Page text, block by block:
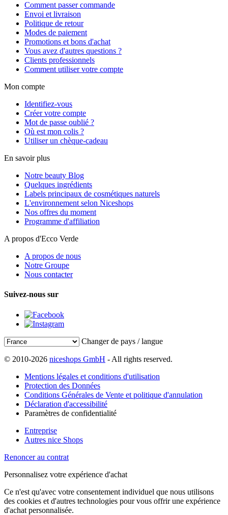
Comment passer commande
Envoi et livraison
Politique de retour
Modes de paiement
Promotions et bons d'achat
Vous avez d'autres questions ?
Clients professionnels
Comment utiliser votre compte
Mon compte
Identifiez-vous
Créer votre compte
Mot de passe oublié ?
Où est mon colis ?
Utiliser un chèque-cadeau
En savoir plus
Notre beauty Blog
Quelques ingrédients
Labels principaux de cosmétiques naturels
L'environnement selon Niceshops
Nos offres du moment
Programme d'affiliation
A propos d'Ecco Verde
A propos de nous
Notre Groupe
Nous contacter
Suivez-nous sur
Changer de pays / langue
© 2010-2026 niceshops GmbH - All rights reserved.
Mentions légales et conditions d'utilisation
Protection des Données
Conditions Générales de Vente et politique d'annulation
Déclaration d'accessibilité
Paramètres de confidentialité
Entreprise
Autres nice Shops
Renoncer au contrat
Personnalisez votre expérience d'achat
Ce n'est qu'avec votre consentement individuel que nous utilisons
des cookies et d'autres technologies pour vous offrir une expérience
d'achat personnalisée.